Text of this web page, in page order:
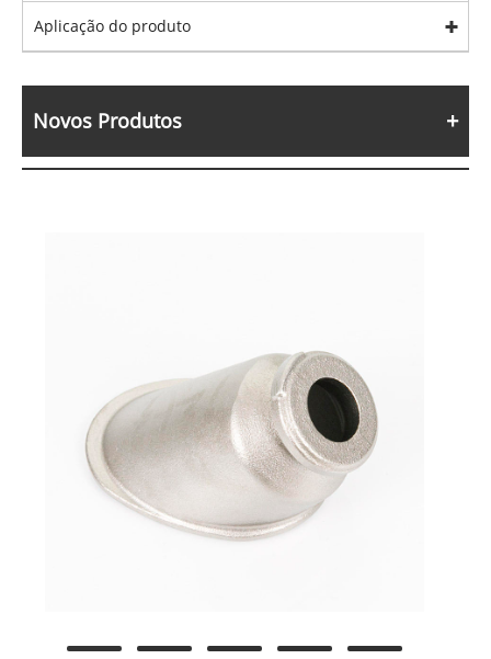
Aplicação do produto
Novos Produtos